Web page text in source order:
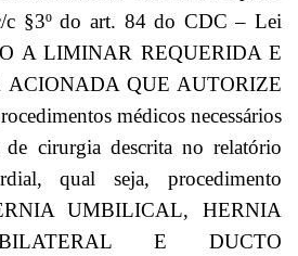
c §3º do art. 84 do CDC – Lei
A LIMINAR REQUERIDA E
QUE AUTORIZE
médicos necessários
de cirurgia descrita no relatório
qual seja, procedimento
UMBILICAL, HERNIA
E DUCTO